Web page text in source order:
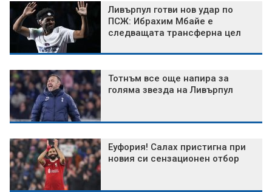
Ливърпул готви нов удар по
ПСЖ: Ибрахим Мбайе е
следващата трансферна цел
Тотнъм все още напира за
голяма звезда на Ливърпул
Еуфория! Салах пристигна при
новия си сензационен отбор